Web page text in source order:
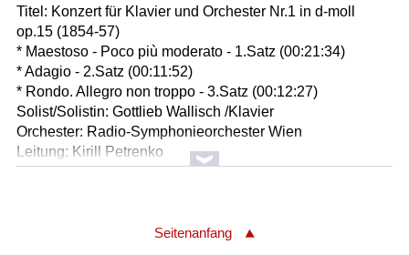
Titel: Konzert für Klavier und Orchester Nr.1 in d-moll
op.15 (1854-57)
* Maestoso - Poco più moderato - 1.Satz (00:21:34)
* Adagio - 2.Satz (00:11:52)
* Rondo. Allegro non troppo - 3.Satz (00:12:27)
Solist/Solistin: Gottlieb Wallisch /Klavier
Orchester: Radio-Symphonieorchester Wien
Leitung: Kirill Petrenko
Länge: 46:02 min
Komponist/Komponistin: Robert Schumann/1810 - 1856
Seitenanfang